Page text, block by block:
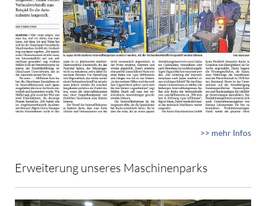
>> mehr Infos
Erweiterung unseres Maschinenparks